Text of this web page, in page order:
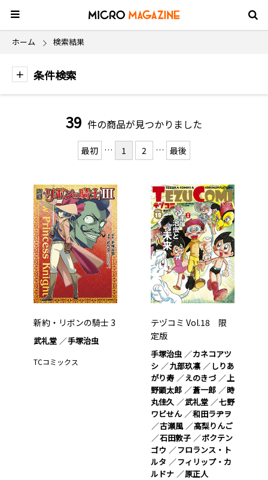
ホーム 検索結果
条件検索
39 件の商品が見つかりました
最初 … 1 2 … 最後
新約・リボンの騎士 3
武礼堂 手塚治虫
TCコミックス
テヅコミ Vol.18 限
定版
手塚治虫
カネコアツ
シ
九部玖凛
しりあ
がり寿
えのきづ
上
野顕太郎
蒼一郎
時
丸佳久
武礼堂
七野
ワビせん
和田ラヂヲ
古瀬風
高梨りんご
石田敦子
ボクテン
ゴウ
フロランス・ト
ルタ
フィリップ・カ
ルドナ
原正人